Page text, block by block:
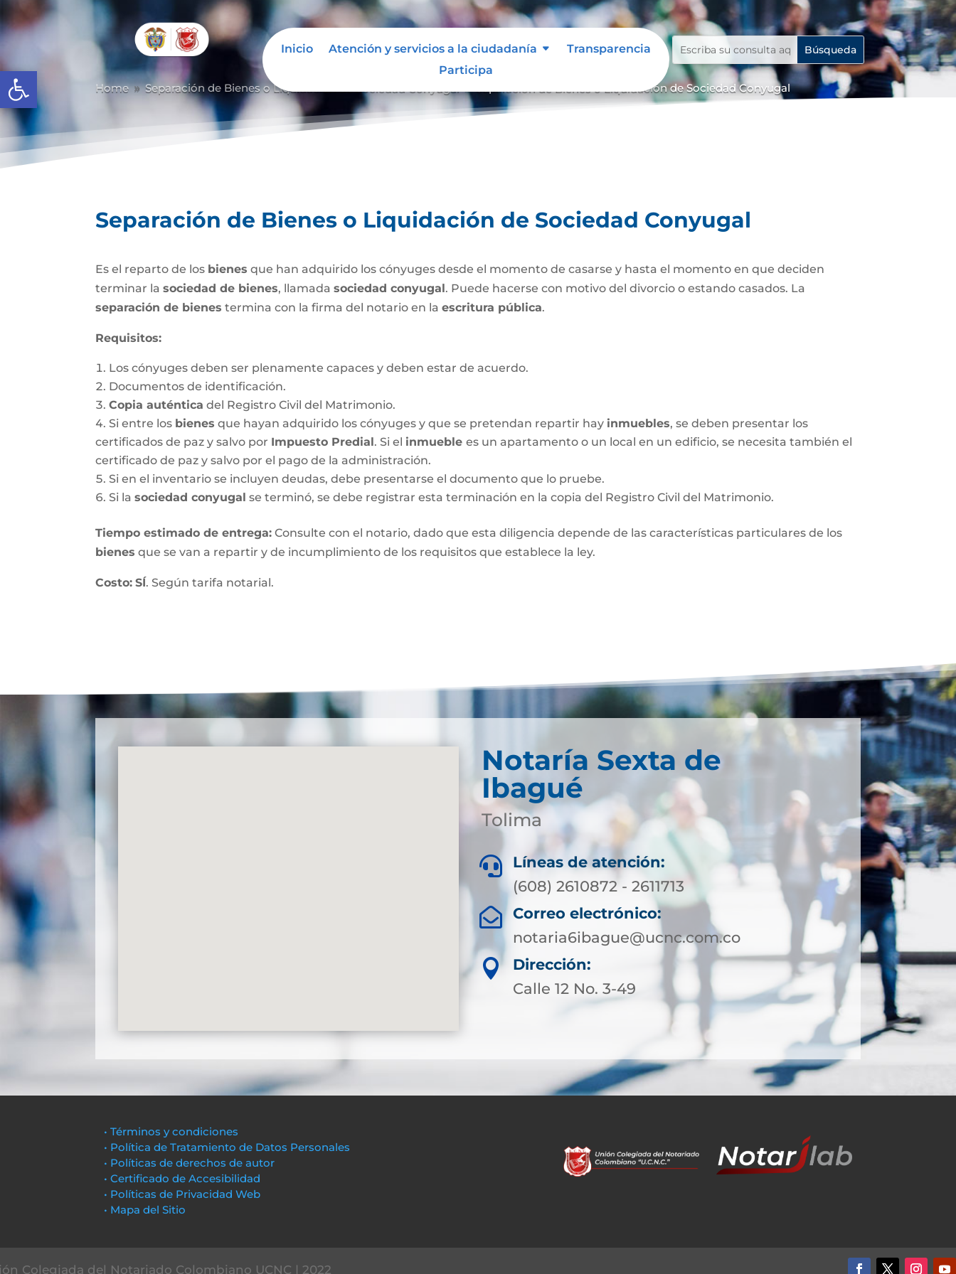
Abrir barra de herramientas
Inicio Atención y servicios a la ciudadanía
Transparencia
Participa
Home 9 Separación de Bienes o Liquidación de Sociedad Conyugal Separación de Bienes o Liquidación de Sociedad Conyugal
Separación de Bienes o Liquidación de Sociedad Conyugal
Es el reparto de los bienes que han adquirido los cónyuges desde el momento de casarse y hasta el momento en que deciden
terminar lasociedad de bienes, llamadasociedad conyugal. Puede hacerse con motivo del divorcio o estando casados. La
separación de bienes termina con la firma del notario en laescritura pública.
Requisitos:
Los cónyuges deben ser plenamente capaces y deben estar de acuerdo.
Documentos de identificación.
Copia auténtica del Registro Civil del Matrimonio.
Si entre los bienes que hayan adquirido los cónyuges y que se pretendan repartir hay inmuebles, se deben presentar los
certificados de paz y salvo por Impuesto Predial. Si el inmueblees un apartamento o un local en un edificio, se necesita también el
certificado de paz y salvo por el pago de la administración.
Si en el inventario se incluyen deudas, debe presentarse el documento que lo pruebe.
Si lasociedad conyugal se terminó, se debe registrar esta terminación en la copia del Registro Civil del Matrimonio.
Tiempo estimado de entrega: Consulte con el notario, dado que esta diligencia depende de las características particulares de los
bienes que se van a repartir y de incumplimiento de los requisitos que establece la ley.
Costo: SÍ. Según tarifa notarial.
Notaría Sexta de
Ibagué
Tolima

Líneas de atención:
(608) 2610872 - 2611713

Correo electrónico:
notaria6ibague@ucnc.com.co

Dirección:
Calle 12 No. 3-49
• Términos y condiciones
• Política de Tratamiento de Datos Personales
• Políticas de derechos de autor
• Certificado de Accesibilidad
• Políticas de Privacidad Web
• Mapa del Sitio
Colegiada del Notariado Colombiano UCNC | 2022